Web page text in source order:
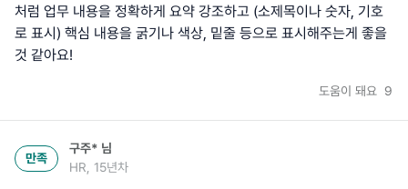
처럼 업무 내용을 정확하게 요약 강조하고 (소제목이나 숫자, 기호
로 표시) 핵심 내용을 굵기나 색상, 밑줄 등으로 표시해주는게 좋을
것 같아요!
도움이 돼요 9
만족
구주* 님
HR, 15년차